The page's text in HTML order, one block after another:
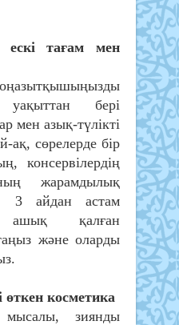
ескі тағам мен
бері
мен азық-түлікті
ақ, сөрелерде бір
консервілердің
жарамдылық
3 айдан астам
қалған
және оларды
өткен косметика
зиянды